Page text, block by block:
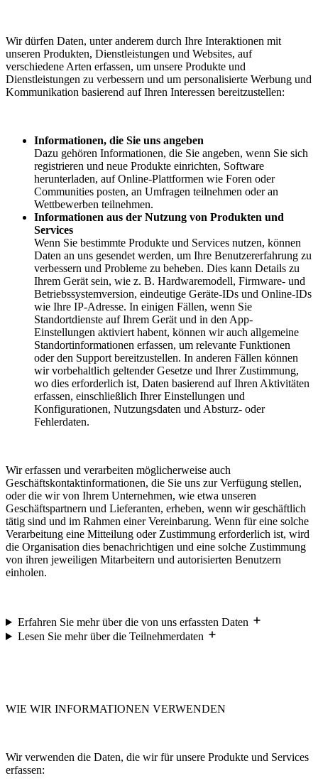
Wir dürfen Daten, unter anderem durch Ihre Interaktionen mit
unseren Produkten, Dienstleistungen und Websites, auf
verschiedene Arten erfassen, um unsere Produkte und
Dienstleistungen zu verbessern und um personalisierte Werbung und
Kommunikation basierend auf Ihren Interessen bereitzustellen:
Informationen, die Sie uns angeben
Dazu gehören Informationen, die Sie angeben, wenn Sie sich
registrieren und neue Produkte einrichten, Software
herunterladen, auf Online-Plattformen wie Foren oder
Communities posten, an Umfragen teilnehmen oder an
Wettbewerben teilnehmen.
Informationen aus der Nutzung von Produkten und
Services
Wenn Sie bestimmte Produkte und Services nutzen, können
Daten an uns gesendet werden, um Ihre Benutzererfahrung zu
verbessern und Probleme zu beheben. Dies kann Details zu
Ihrem Gerät sein, wie z. B. Hardwaremodell, Firmware- und
Betriebssystemversion, eindeutige Geräte-IDs und Online-IDs
wie Ihre IP-Adresse. In einigen Fällen, wenn Sie
Standortdienste auf Ihrem Gerät und in den App-
Einstellungen aktiviert habent, können wir auch allgemeine
Standortinformationen erfassen, um relevante Funktionen
oder den Support bereitzustellen. In anderen Fällen können
wir vorbehaltlich geltender Gesetze und Ihrer Zustimmung,
wo dies erforderlich ist, Daten basierend auf Ihren Aktivitäten
erfassen, einschließlich Ihrer Einstellungen und
Konfigurationen, Nutzungsdaten und Absturz- oder
Fehlerdaten.
Wir erfassen und verarbeiten möglicherweise auch
Geschäftskontaktinformationen, die Sie uns zur Verfügung stellen,
oder die wir von Ihrem Unternehmen, wie etwa unseren
Geschäftspartnern und Lieferanten, erheben, wenn wir geschäftlich
tätig sind und im Rahmen einer Vereinbarung. Wenn für eine solche
Verarbeitung eine Mitteilung oder Zustimmung erforderlich ist, wird
die Organisation dies benachrichtigen und eine solche Zustimmung
von ihren jeweiligen Mitarbeitern und autorisierten Benutzern
einholen.
Erfahren Sie mehr über die von uns erfassten Daten
Lesen Sie mehr über die Teilnehmerdaten
WIE WIR INFORMATIONEN VERWENDEN
Wir verwenden die Daten, die wir für unsere Produkte und Services
erfassen: